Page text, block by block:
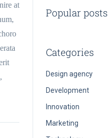
at
Popular posts
Categories
Design agency
Development
Innovation
Marketing